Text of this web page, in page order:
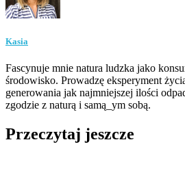
Kasia
Fascynuje mnie natura ludzka jako
środowisko. Prowadzę eksperyment
generowania jak najmniejszej ilości
zgodzie z naturą i samą_ym sobą.
Przeczytaj jeszcze